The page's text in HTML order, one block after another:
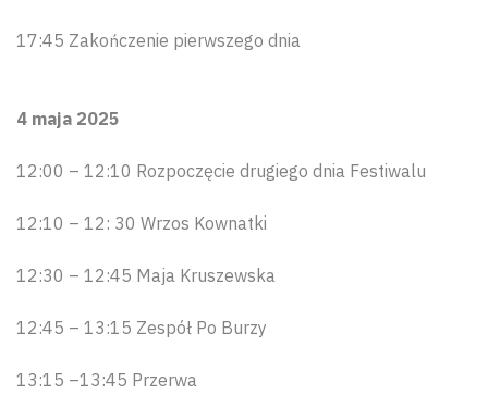
17:45 Zakończenie pierwszego dnia
4 maja 2025
12:00 – 12:10 Rozpoczęcie drugiego dnia Festiwalu
12:10 – 12: 30 Wrzos Kownatki
12:30 – 12:45 Maja Kruszewska
12:45 – 13:15 Zespół Po Burzy
13:15 –13:45 Przerwa